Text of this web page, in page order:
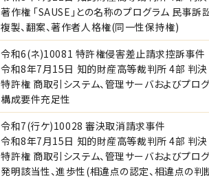
著作権 「SAUSE」との名称のプログラム 民事訴
複製、翻案、著作者人格権(同一性保持権)
令和6(ネ)10081 特許権侵害差止請求控訴事件
令和8年7月15日 知的財産高等裁判所 4部 判
特許権 商取引システム、管理サーバおよびプ
構成要件充足性
令和7(行ケ)10028 審決取消請求事件
令和8年7月15日 知的財産高等裁判所 4部 判
特許権 商取引システム、管理サーバおよびプ
発明該当性、進歩性(相違点の認定、相違点の判